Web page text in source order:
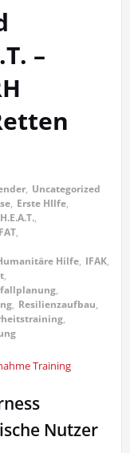
–
, Uncategorized
, Erste HIlfe,
H.E.A.T.,
,
Hilfe, IFAK,
,
,
, Resilienzaufbau,
,
Nutzer